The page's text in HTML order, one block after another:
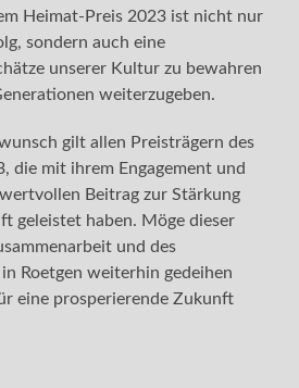
Heimat-Preis 2023 ist nicht nur
sondern auch eine
unserer Kultur zu bewahren
weiterzugeben.
gilt allen Preisträgern des
die mit ihrem Engagement und
Beitrag zur Stärkung
geleistet haben. Möge dieser
und des
Roetgen weiterhin gedeihen
eine prosperierende Zukunft